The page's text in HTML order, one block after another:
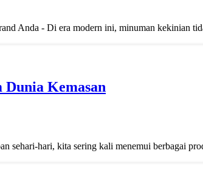
Anda - Di era modern ini, minuman kekinian
Kemasan
sehari-hari, kita sering kali menemui berbagai